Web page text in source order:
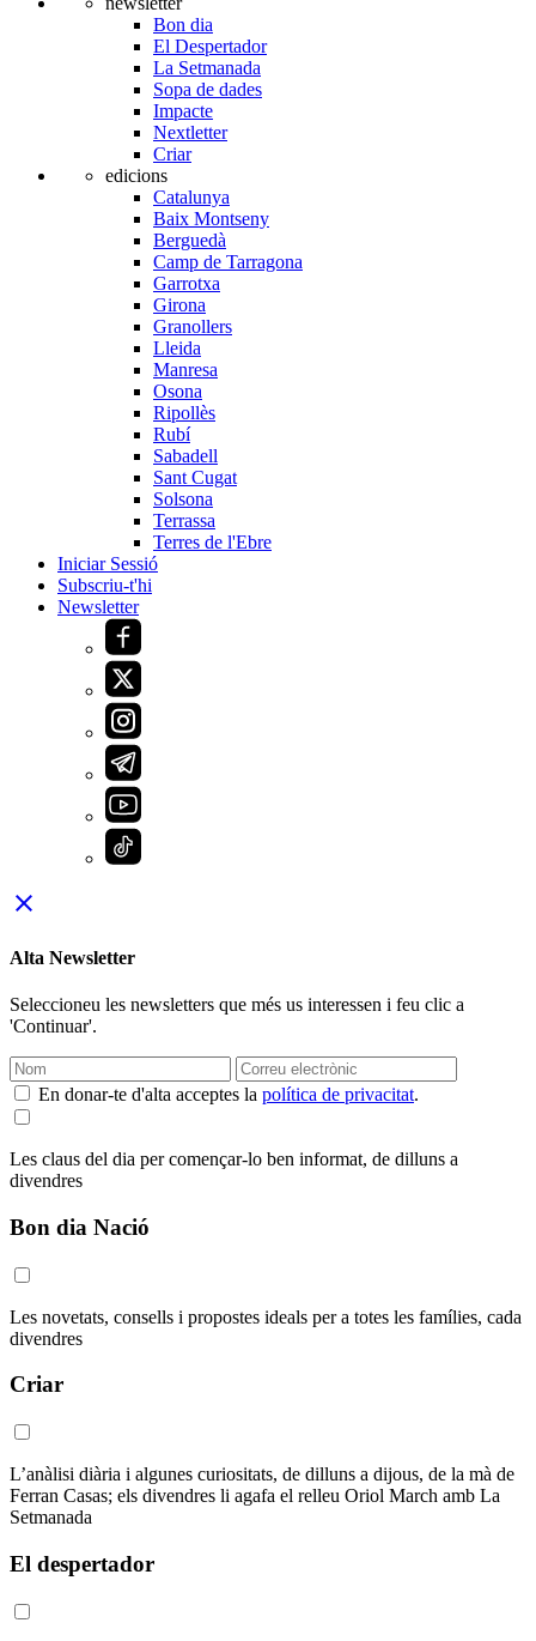
Bon dia
El Despertador
La Setmanada
Sopa de dades
Impacte
Nextletter
Criar
edicions
Catalunya
Baix Montseny
Berguedà
Camp de Tarragona
Garrotxa
Girona
Granollers
Lleida
Manresa
Osona
Ripollès
Rubí
Sabadell
Sant Cugat
Solsona
Terrassa
Terres de l'Ebre
Iniciar Sessió
Subscriu-t'hi
Newsletter
close
Alta Newsletter
Seleccioneu les newsletters que més us interessen i feu clic a
'Continuar'.
En donar-te d'alta acceptes la política de privacitat.
Les claus del dia per començar-lo ben informat, de dilluns a
divendres
Bon dia Nació
Les novetats, consells i propostes ideals per a totes les famílies, cada
divendres
Criar
L’anàlisi diària i algunes curiositats, de dilluns a dijous, de la mà de
Ferran Casas; els divendres li agafa el relleu Oriol March amb La
Setmanada
El despertador